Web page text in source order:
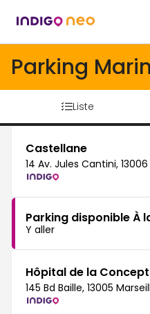
Parking
Liste
Castellane
14 Av. Jules Cantini,
Parking disponible À
Y aller
Hôpital de la
145 Bd Baille, 13005